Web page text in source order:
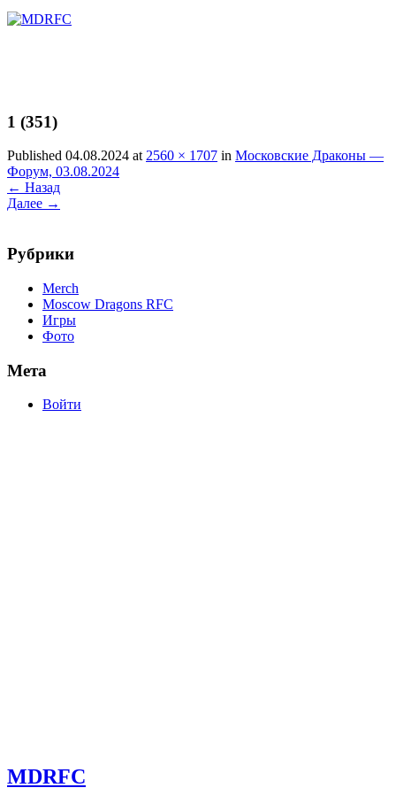
Перейти
к
MDRFC
1 (351)
Published 04.08.2024 at2560 × 1707 in Московские Драконы —
Форум, 03.08.2024
← Назад
Далее →
Рубрики
Merch
Moscow Dragons RFC
Игры
Фото
Мета
Войти